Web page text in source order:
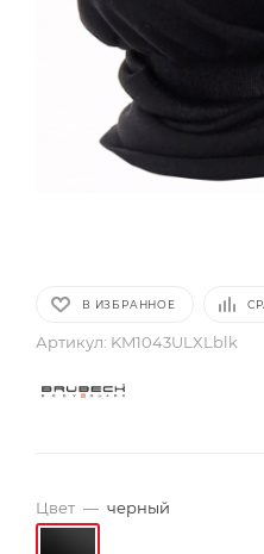
В ИЗБРАННОЕ
Артикул: KM1043ULXLblk
Цвет — черный